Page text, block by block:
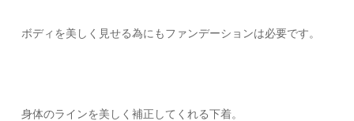
ボディを美しく見せる為にもファンデーションは必要です。
身体のラインを美しく補正してくれる下着。